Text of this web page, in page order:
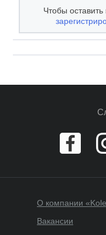
Чтобы
О компании
Вакансии